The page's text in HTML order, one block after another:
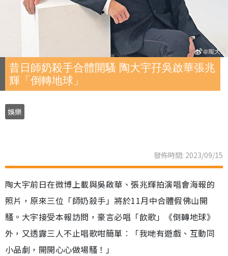
昔日師奶殺手合體開騷 陶大宇孖吳啟華張兆
輝「倒轉地球」
娛樂
發佈時間: 2023/09/15
陶大宇前日在微博上載與吳啟華、張兆輝拍演唱會海報的
照片，原來三位「師奶殺手」將於11月中合體假佛山開
騷。大宇接受本報訪問，豪言必唱「飲歌」《倒轉地球》
外，又透露三人不止唱歌咁簡單︰「我哋有遊戲、互動同
小品劇，開開心心做場騷！」